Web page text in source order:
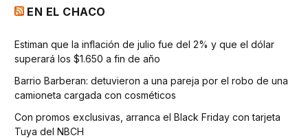
EN EL CHACO
Estiman que la inflación de julio fue del 2% y que el dólar
superará los $1.650 a fin de año
Barrio Barberan: detuvieron a una pareja por el robo de una
camioneta cargada con cosméticos
Con promos exclusivas, arranca el Black Friday con tarjeta
Tuya del NBCH